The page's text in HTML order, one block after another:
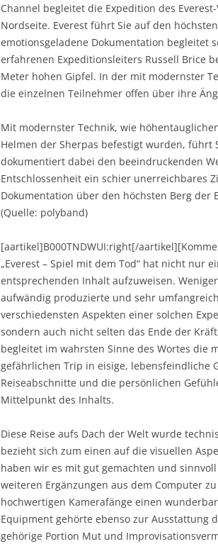
Channel begleitet die Expedition des
Nordseite. Everest führt Sie auf den
emotionsgeladene Dokumentation begleitet
erfahrenen Expeditionsleiters Russell Brice
Meter hohen Gipfel. In der mit modernster
die einzelnen Teilnehmer offen über ihre
Mit modernster Technik, wie
Helmen der Sherpas befestigt wurden, führt
dokumentiert dabei den beeindruckenden
Entschlossenheit ein schier unerreichbares
Dokumentation über den höchsten Berg der
(Quelle: polyband)
[aartikel]B000TNDWUI:right[/
„Everest – Spiel mit dem Tod“ hat nicht nur
entsprechenden Inhalt aufzuweisen.
aufwändig produzierte und sehr
verschiedensten Aspekten einer solchen
sondern auch nicht selten das Ende der
begleitet im wahrsten Sinne des Wortes die
gefährlichen Trip in eisige, lebensfeindliche
Reiseabschnitte und die persönlichen
Mittelpunkt des Inhalts.
Diese Reise aufs Dach der Welt wurde
bezieht sich zum einen auf die visuellen
haben wir es mit gut gemachten und
weiteren Ergänzungen aus dem Computer
hochwertigen Kamerafänge einen
Equipment gehörte ebenso zur Ausstattung
gehörige Portion Mut und